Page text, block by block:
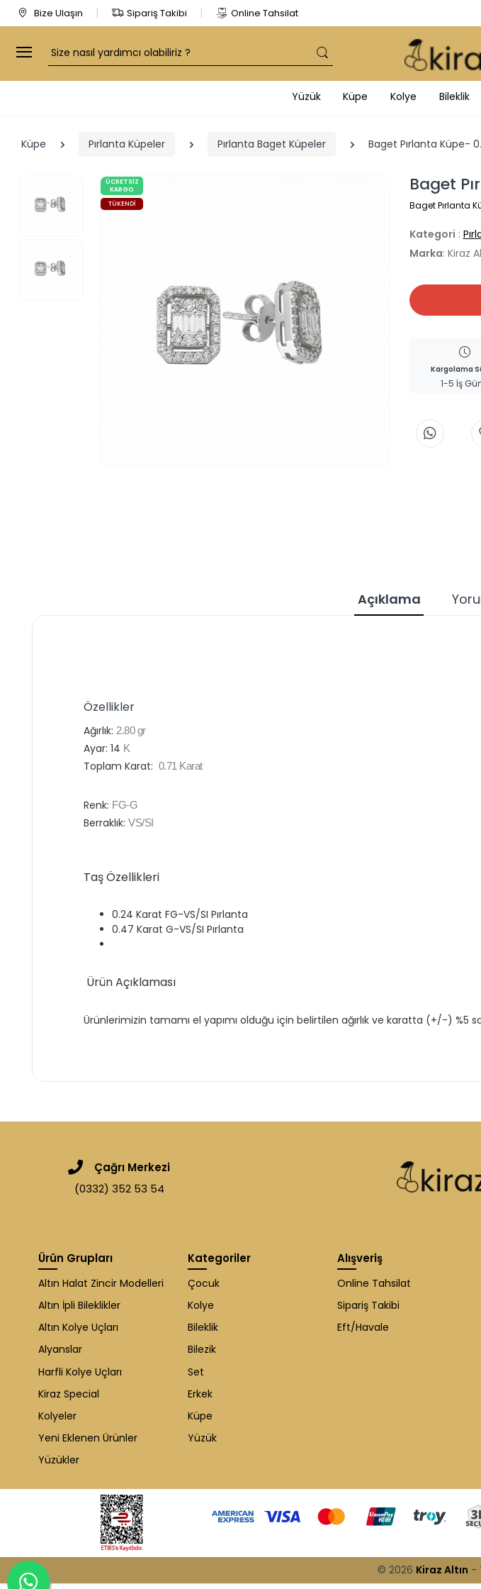
Bize Ulaşın Sipariş Takibi Online Tahsilat
Arama
Yüzük Küpe Kolye Bileklik
Küpe Pırlanta Küpeler Pırlanta Baget Küpeler Baget Pırlanta Küpe-
ÜCRETSIZ
KARGO
TÜKENDI
Baget
Baget Pırlanta
Kategori :
Marka: Kiraz
Kargolama
1-5 İş
Açıklama
Özellikler
Ağırlık: 2.80gr
Ayar: 14 K
Toplam Karat: 0.71 Karat
Renk: FG-G
Berraklık: VS/SI
Taş Özellikleri
0.24 Karat FG-VS/SI Pırlanta
0.47 Karat G-VS/SI Pırlanta
Ürün Açıklaması
Ürünlerimizin tamamı el yapımı olduğu için belirtilen ağırlık ve karatta (+/-) %5
Çağrı Merkezi
(0332) 352 53 54
Ürün Grupları
Altın Halat Zincir Modelleri
Altın İpli Bileklikler
Altın Kolye Uçları
Alyanslar
Harfli Kolye Uçları
Kiraz Special
Kolyeler
Yeni Eklenen Ürünler
Yüzükler
Kategoriler
Çocuk
Kolye
Bileklik
Bilezik
Set
Erkek
Küpe
Yüzük
Alışveriş
Online Tahsilat
Sipariş Takibi
Eft/Havale
© 2026 Kiraz Altın -